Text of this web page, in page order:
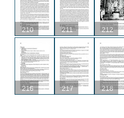
210 211 212
216 217 218